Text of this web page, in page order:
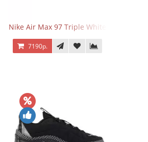
Nike Air Max 97 Triple White
7190р.